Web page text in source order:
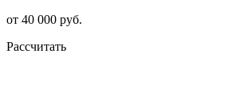
от 40 000 руб.
Рассчитать